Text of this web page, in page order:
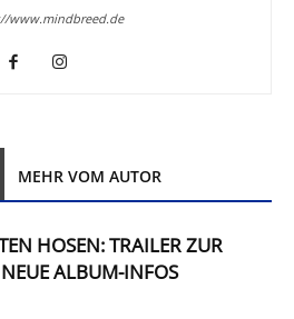
www.mindbreed.de
MEHR VOM AUTOR
HOSEN: TRAILER ZUR
ALBUM-INFOS